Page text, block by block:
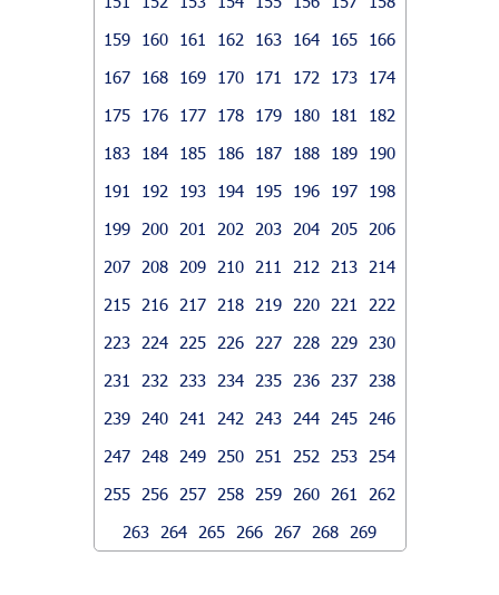
159
160 161 162 163 164 165
166
167
168 169 170 171 172 173
174
175
176 177 178 179 180 181
182
183
184 185 186 187 188 189
190
191
192 193 194 195 196 197
198
199
200 201 202 203 204 205
206
207
208 209 210 211 212 213
214
215
216 217 218 219 220 221
222
223
224 225 226 227 228 229
230
231
232 233 234 235 236 237
238
239
240 241 242 243 244 245
246
247
248 249 250 251 252 253
254
255
256 257 258 259 260 261
262
263
264 265 266 267 268 269